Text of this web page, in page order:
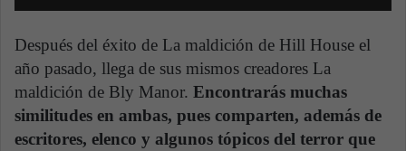
Después del éxito de La maldición de Hill House el
año pasado, llega de sus mismos creadores La
maldición de Bly Manor. Encontrarás muchas
similitudes en ambas, pues comparten, además de
escritores, elenco y algunos tópicos del terror que